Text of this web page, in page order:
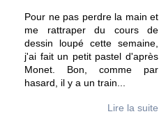
Pour ne pas perdre la main et
me rattraper du cours de
dessin loupé cette semaine,
j'ai fait un petit pastel d'après
Monet. Bon, comme par
hasard, il y a un train...
Lire la suite